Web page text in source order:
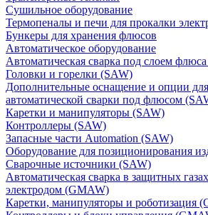
Сушильное оборудование
Термопеналы и печи для прокалки
Бункеры для хранения флюсов
Автоматическое оборудование
Автоматическая сварка под слоем
Головки и горелки (SAW)
Дополнительные оснащение и опции
автоматической сварки под флюсом
Каретки и манипуляторы (SAW)
Контроллеры (SAW)
Запасные части Automation (SAW)
Оборудование для позиционирования
Сварочные источники (SAW)
Автоматическая сварка в защитных
электродом (GMAW)
Каретки, манипуляторы и роботизация